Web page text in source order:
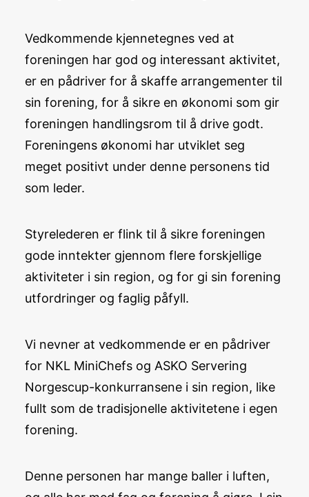
Vedkommende kjennetegnes ved at
foreningen har god og interessant aktivitet,
er en pådriver for å skaffe arrangementer til
sin forening, for å sikre en økonomi som gir
foreningen handlingsrom til å drive godt.
Foreningens økonomi har utviklet seg
meget positivt under denne personens tid
som leder.
Styrelederen er flink til å sikre foreningen
gode inntekter gjennom flere forskjellige
aktiviteter i sin region, og for gi sin forening
utfordringer og faglig påfyll.
Vi nevner at vedkommende er en pådriver
for NKL MiniChefs og ASKO Servering
Norgescup-konkurransene i sin region, like
fullt som de tradisjonelle aktivitetene i egen
forening.
Denne personen har mange baller i luften,